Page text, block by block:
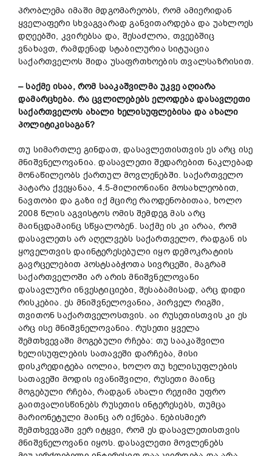
პრობლემა იმაში მდგომარეობს, რომ ამიერიდან
ყველაფერი სხვაგვარად განვითარდება და უახლოეს
დღეებში, კვირებსა და, შესაძლოა, თვეებშიც
ვნახავთ, რამდენად სტაბილურია სიტუაცია
საქართველოს შიდა უსაფრთხოების თვალსაზრისით.
– საქმე ისაა, რომ სააკაშვილმა უკვე აღიარა
დამარცხება. რა ცვლილებებს ელოდება დასავლეთი
საქართველოს ახალი ხელისუფლებისა და ახალი
პოლიტიკისაგან?
თუ სიმართლე გინდათ, დასავლეთისთვის ეს არც ისე
მნიშვნელოვანია. დასავლეთი შედარებით ნაკლებად
მონაწილეობს ქართულ მოვლენებში. საქართველო
პატარა ქვეყანაა, 4.5-მილიონიანი მოსახლეობით,
ნავთობი და გაზი იქ მცირე რაოდენობითაა, ხოლო
2008 წლის აგვისტოს ომის შემდეგ მას არც
მაინცდამაინც სწყალობენ. საქმე ის კი არაა, რომ
დასავლეთს არ აღელვებს საქართველო, რადგან ის
ყოველთვის დაინტერესებული იყო დემოკრატიის
გავრცელებით პოსტსაბჭოთა სივრცეში, მაგრამ
საქართველოში არ არის მნიშვნელოვანი
დასავლური ინვესტიციები, შესაბამისად, არც დიდი
რისკებია. ეს მნიშვნელოვანია, პირველ რიგში,
თვითონ საქართველოსთვის. აი რუსეთისთვის კი ეს
არც ისე მნიშვნელოვანია. რუსეთი ყველა
შემთხვევაში მოგებული რჩება: თუ სააკაშვილი
ხელისუფლების სათავეში დარჩება, მისი
დისკრედიტება იოლია, ხოლო თუ ხელისუფლების
სათავეში მოდის ივანიშვილი, რუსეთი მაინც
მოგებული რჩება, რადგან ახალი რეჟიმი უფრო
გაითვალისწინებს რუსეთის ინტერესებს, თუმცა
მარიონეტული მაინც არ იქნება. ნებისმიერ
შემთხვევაში ვერ იტყვი, რომ ეს დასავლეთისთვის
მნიშვნელოვანი იყოს. დასავლეთი მოვლენებს